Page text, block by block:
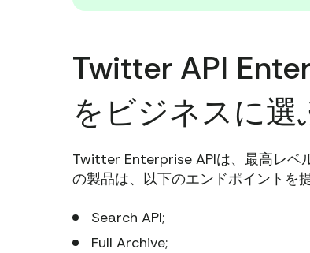
Twitter API
をビジネスに選
Twitter Enterprise APIは、最高レベ
の製品は、以下のエンドポイントを
Search API;
Full Archive;